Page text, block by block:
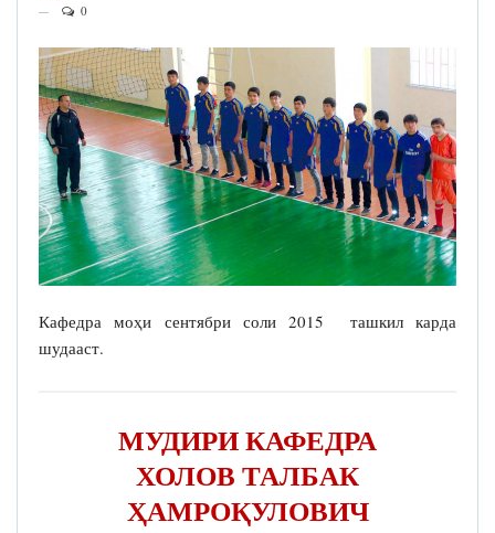
0
Кафедра моҳи сентябри соли 2015 ташкил карда
шудааст.
МУДИРИ КАФЕДРА
ХОЛОВ ТАЛБАК
ҲАМРОҚУЛОВИЧ